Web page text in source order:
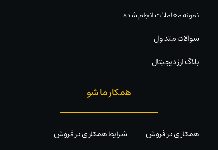
نمونه معاملات انجام شده
سوالات متداول
بلاگ ارز دیجیتال
همکار ما شو
همکاری در فروش
شرایط همکاری در فروش